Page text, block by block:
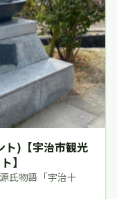
ト)【宇治市観光
】
氏物語「宇治十